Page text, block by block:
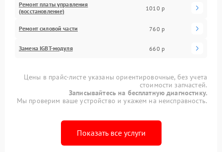
Ремонт платы управления
(восстановление)
1010 р
Ремонт силовой части 760 р
Замена IGBT-модуля 660 р
Цены в прайс-листе указаны ориентировочные, без учета
стоимости запчастей.
Записывайтесь на бесплатную диагностику.
Мы проверим ваше устройство и укажем на неисправность.
Показать все услуги